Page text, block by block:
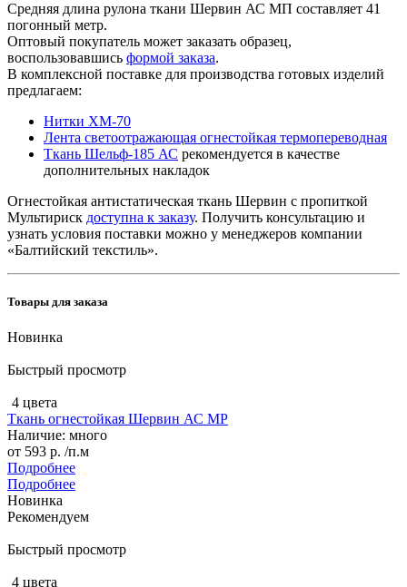
Средняя длина рулона ткани Шервин АС МП составляет 41
погонный метр.
Оптовый покупатель может заказать образец,
воспользовавшись формой заказа.
В комплексной поставке для производства готовых изделий
предлагаем:
Нитки ХМ-70
Лента светоотражающая огнестойкая термопереводная
Ткань Шельф-185 АС рекомендуется в качестве
дополнительных накладок
Огнестойкая антистатическая ткань Шервин с пропиткой
Мультириск доступна к заказу. Получить консультацию и
узнать условия поставки можно у менеджеров компании
«Балтийский текстиль».
Товары для заказа
Новинка
Быстрый просмотр
4 цвета
Ткань огнестойкая Шервин АС МР
Наличие: много
от 593 р. /п.м
Подробнее
Подробнее
Новинка
Рекомендуем
Быстрый просмотр
4 цвета